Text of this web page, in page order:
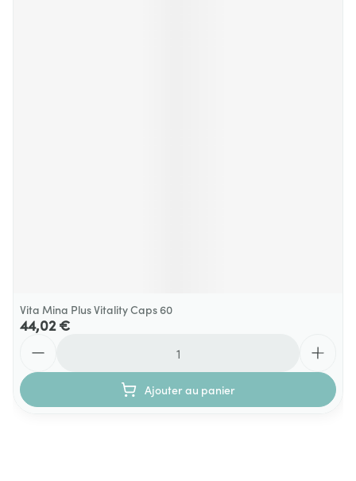
Vita Mina Plus Vitality Caps 60
44,02 €
Ajouter au panier